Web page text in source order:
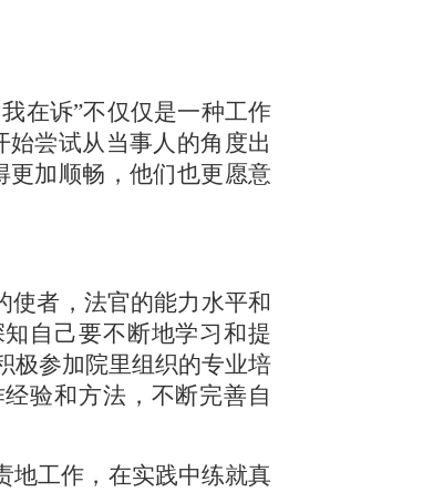
我在诉”不仅仅是一种工作
尝试从当事人的角度出
加顺畅，他们也更愿意
使者，法官的能力水平和
自己要不断地学习和提
极参加院里组织的专业培
验和方法，不断完善自
地工作，在实践中练就真